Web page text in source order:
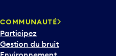
COMMUNAUTÉ
Participez
Gestion du bruit